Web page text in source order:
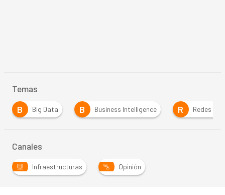
Temas
B
Big Data B Business Intelligence R Redes
Canales
Infraestructuras Opinión